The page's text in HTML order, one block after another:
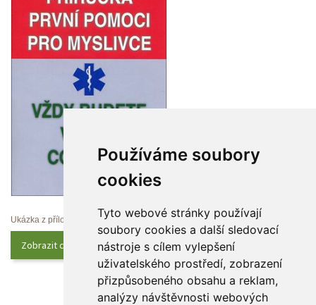
Používáme soubory
cookie
Tyto webové stránky používají
oubory cookies a další sledovací
nástroje s cílem vylepšení
uživatelského prostředí, zobrazení
přizpůsobeného obsahu a reklam,
analýzy návštěvnosti webových
Ukázka z přílohy
Zobrazit celý obsah